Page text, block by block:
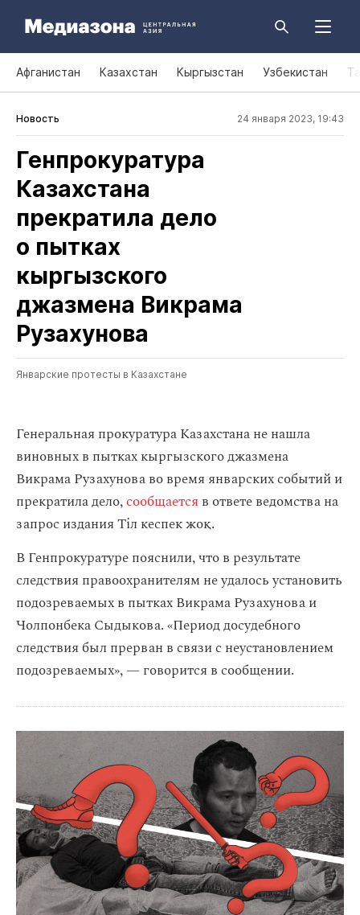
Афганистан Казахстан Кыргызстан Узбекистан
Новость 24 января 2023, 19:43
Генпрокуратура
Казахстана
прекратила дело
о пытках
кыргызского
джазмена Викрама
Рузахунова
Январские протесты в Казахстане
Генеральная прокуратура Казахстана не нашла
виновных в пытках кыргызского джазмена
Викрама Рузахунова во время январских событий и
прекратила дело,сообщается в ответе ведомства на
запрос издания Тіл кеспек жоқ.
В Генпрокуратуре пояснили, что в результате
следствия правоохранителям не удалось установить
подозреваемых в пытках Викрама Рузахунова и
Чолпонбека Сыдыкова. «Период досудебного
следствия был прерван в связи с неустановлением
подозреваемых», — говорится в сообщении.